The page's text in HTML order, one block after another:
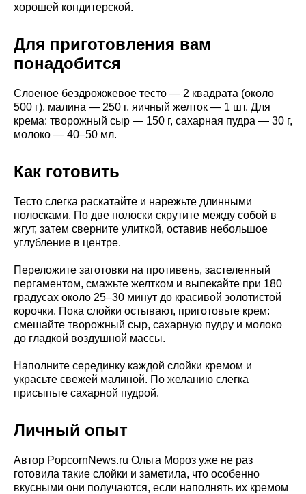
хорошей кондитерской.
Для приготовления вам
понадобится
Слоеное бездрожжевое тесто — 2 квадрата (около
500 г), малина — 250 г, яичный желток — 1 шт. Для
крема: творожный сыр — 150 г, сахарная пудра — 30 г,
молоко — 40–50 мл.
Как готовить
Тесто слегка раскатайте и нарежьте длинными
полосками. По две полоски скрутите между собой в
жгут, затем сверните улиткой, оставив небольшое
углубление в центре.
Переложите заготовки на противень, застеленный
пергаментом, смажьте желтком и выпекайте при 180
градусах около 25–30 минут до красивой золотистой
корочки. Пока слойки остывают, приготовьте крем:
смешайте творожный сыр, сахарную пудру и молоко
до гладкой воздушной массы.
Наполните серединку каждой слойки кремом и
украсьте свежей малиной. По желанию слегка
присыпьте сахарной пудрой.
Личный опыт
Автор PopcornNews.ru Ольга Мороз уже не раз
готовила такие слойки и заметила, что особенно
вкусными они получаются, если наполнять их кремом